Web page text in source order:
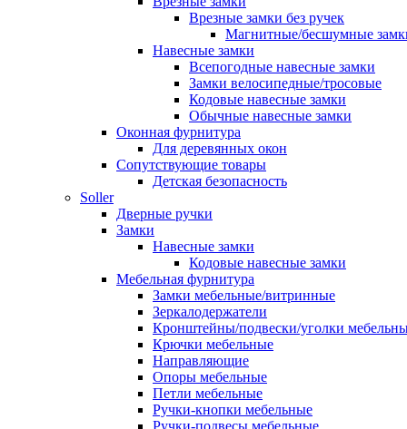
Врезные замки без ручек
Магнитные/бесшумные
Навесные замки
Всепогодные навесные замки
Замки велосипедные/тросовые
Кодовые навесные замки
Обычные навесные замки
Оконная фурнитура
Для деревянных окон
Сопутствующие товары
Детская безопасность
Soller
Дверные ручки
Замки
Навесные замки
Кодовые навесные замки
Мебельная фурнитура
Замки мебельные/витринные
Зеркалодержатели
Кронштейны/подвески/уголки
Крючки мебельные
Направляющие
Опоры мебельные
Петли мебельные
Ручки-кнопки мебельные
Ручки-подвесы мебельные